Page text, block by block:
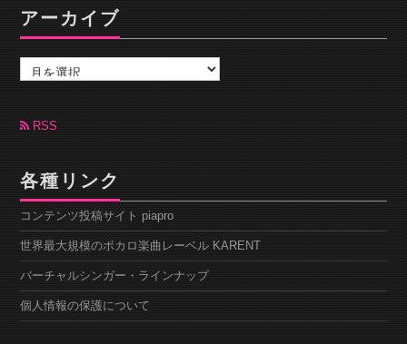
アーカイブ
カ
ブRSS
各種リンク
コンテンツ投稿サイト piapro
世界最大規模のボカロ楽曲レーベル KARENT
バーチャルシンガー・ラインナップ
個人情報の保護について